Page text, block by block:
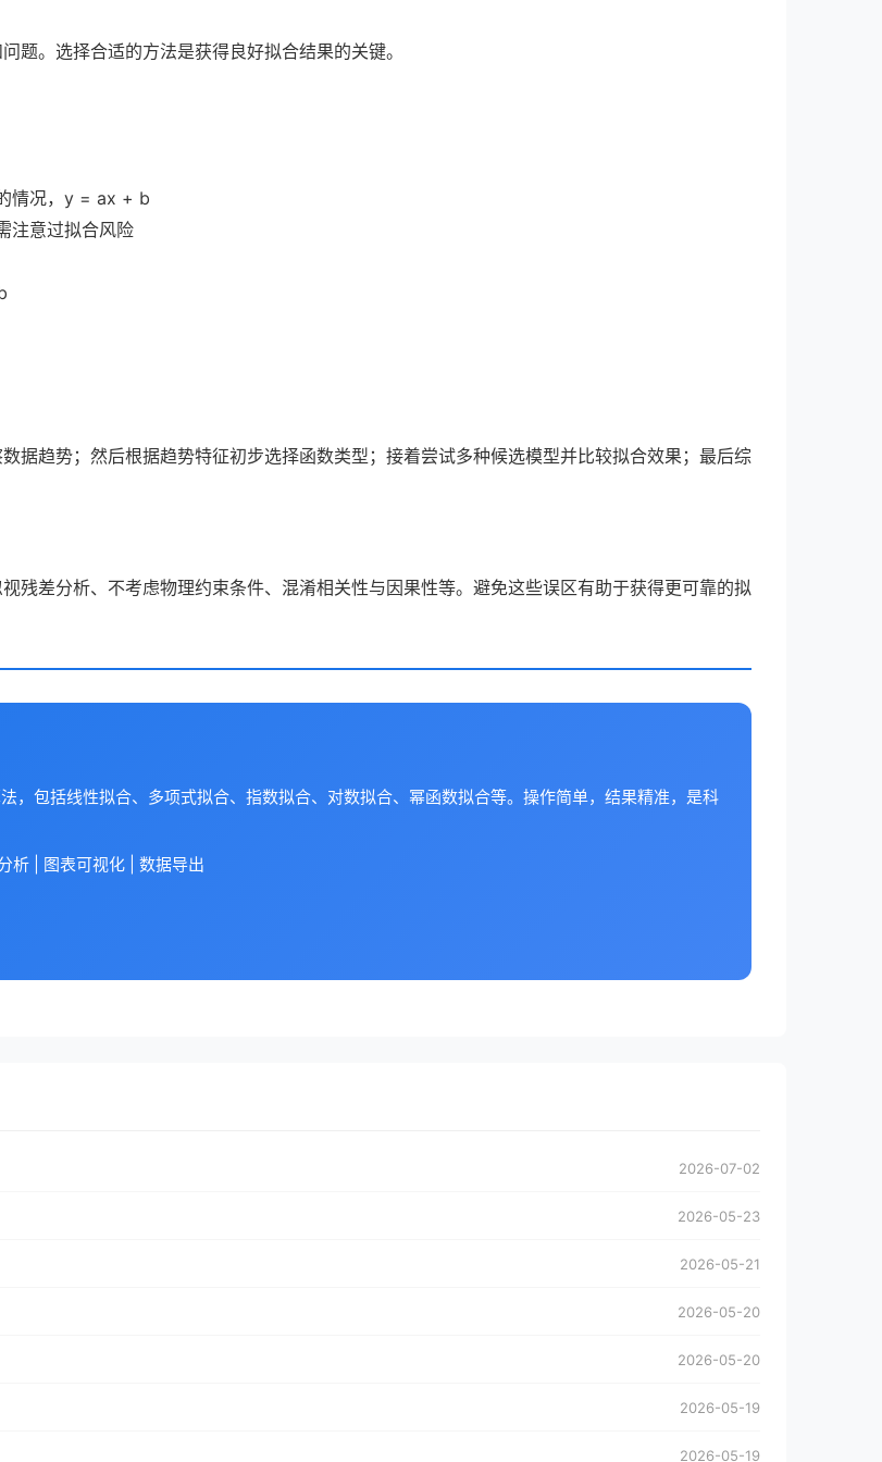
题。选择合适的方法是获得良好拟合结果的关键。
情况，y = ax + b
注意过拟合风险
据趋势；然后根据趋势特征初步选择函数类型；接着尝试多种候选模型并比较拟合效果；最后综
残差分析、不考虑物理约束条件、混淆相关性与因果性等。避免这些误区有助于获得更可靠的拟
，包括线性拟合、多项式拟合、指数拟合、对数拟合、幂函数拟合等。操作简单，结果精准，是科
析 | 图表可视化 | 数据导出
2026-07-02
2026-05-23
2026-05-21
2026-05-20
2026-05-20
2026-05-19
2026-05-19